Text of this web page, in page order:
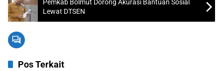
Pemkab Bolmut Dorong Akurasi Bantuan Sosial
Lewat DTSEN
Pos Terkait